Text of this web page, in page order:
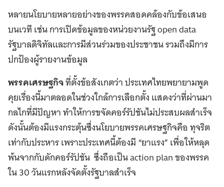
หลายนโยบายหลายอย่างของพรรคสอดคล้องกับข้อเสนอ
บนเวที เช่น การเปิดข้อมูลของหน่วยงานรัฐ open data
รัฐบาลดิจิทัลและการมีส่วนร่วมของประชาชน รวมถึงมีการ
ปกป้องผู้รายงานข้อมูล
พรรคเศรษฐกิจที่ตั้งข้อสังเกตว่า ประเทศไทยพยายามพูด
คุยเรื่องนี้มาตลอดในช่วงใกล้การเลือกตั้ง แสดงว่าที่ผ่านมา
กลไกที่มีปัญหา ทำให้การขจัดคอร์รัปชันไม่ประสบผลสำเร็จ
ดังนั้นต้องมีแรงกระตุ้นซึ่งนโยบายพรรคเศรษฐกิจคือ ทุจริต
เท่ากับประหาร เพราะประเทศนี้ต้องมี “ยาแรง” เพื่อให้หลุด
พ้นจากกับดักคอร์รัปชัน ซึ่งถือเป็น action plan ของพรรค
ใน 30 วันแรกหลังจัดตั้งรัฐบาลสำเร็จ